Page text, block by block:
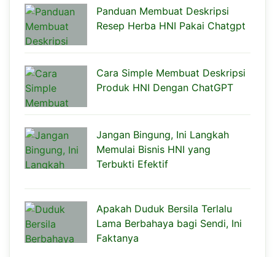
Panduan Membuat Deskripsi
Resep Herba HNI Pakai Chatgpt
Cara Simple Membuat Deskripsi
Produk HNI Dengan ChatGPT
Jangan Bingung, Ini Langkah
Memulai Bisnis HNI yang
Terbukti Efektif
Apakah Duduk Bersila Terlalu
Lama Berbahaya bagi Sendi, Ini
Faktanya